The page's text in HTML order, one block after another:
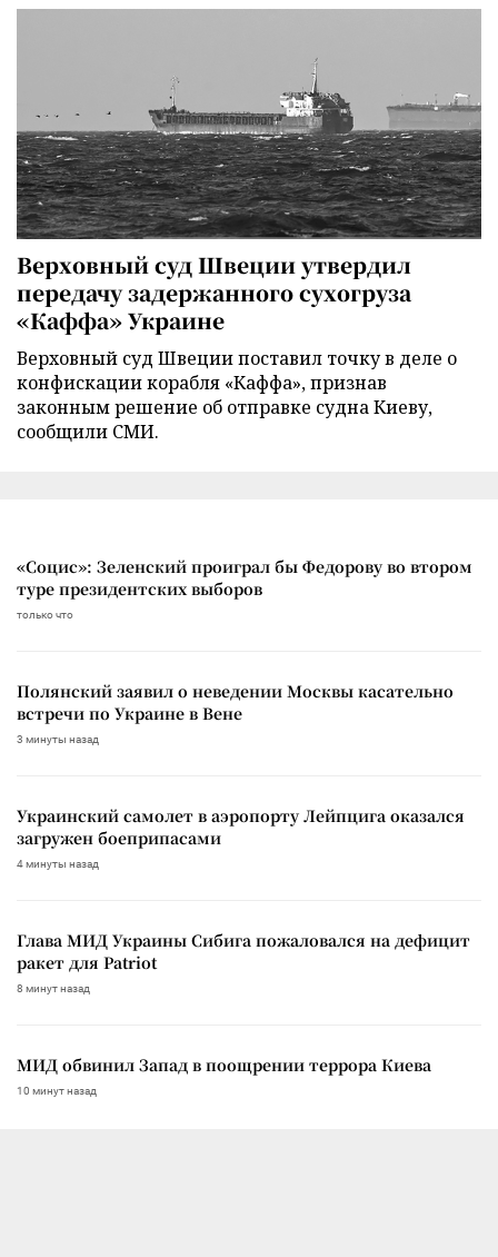
Верховный суд Швеции утвердил
передачу задержанного сухогруза
«Каффа» Украине
Верховный суд Швеции поставил точку в деле о
конфискации корабля «Каффа», признав
законным решение об отправке судна Киеву,
сообщили СМИ.
«Социс»: Зеленский проиграл бы Федорову во втором
туре президентских выборов
только что
Полянский заявил о неведении Москвы касательно
встречи по Украине в Вене
3 минуты назад
Украинский самолет в аэропорту Лейпцига оказался
загружен боеприпасами
4 минуты назад
Глава МИД Украины Сибига пожаловался на дефицит
ракет для Patriot
8 минут назад
МИД обвинил Запад в поощрении террора Киева
10 минут назад